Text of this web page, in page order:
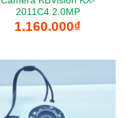
2011C4 2.0MP
1.160.000₫